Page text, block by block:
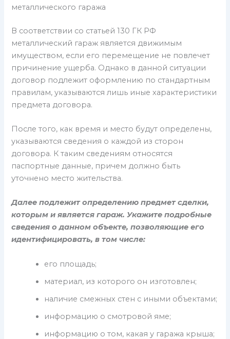
металлического гаража
В соответствии со статьей 130 ГК РФ
металлический гараж является движимым
имуществом, если его перемещение не повлечет
причинение ущерба. Однако в данной ситуации
договор подлежит оформлению по стандартным
правилам, указываются лишь иные характеристики
предмета договора.
После того, как время и место будут определены,
указываются сведения о каждой из сторон
договора. К таким сведениям относятся
паспортные данные, причем должно быть
уточнено место жительства.
Далее подлежит определению предмет сделки,
которым и является гараж. Укажите подробные
сведения о данном объекте, позволяющие его
идентифицировать, в том числе:
его площадь;
материал, из которого он изготовлен;
наличие смежных стен с иными объектами;
информацию о смотровой яме;
информацию о том, какая у гаража крыша;